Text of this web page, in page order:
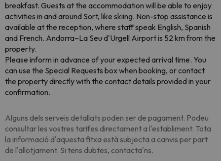
breakfast. Guests at the accommodation will be able to enjoy
activities in and around Sort, like skiing. Non-stop assistance is
available at the reception, where staff speak English, Spanish
and French. Andorra–La Seu d'Urgell Airport is 52 km from the
property.
Please inform in advance of your expected arrival time. You
can use the Special Requests box when booking, or contact
the property directly with the contact details provided in your
confirmation.
Alguns dels serveis detallats poden ser de pagament. Podeu
consultar les vostres tarifes directament a l'establiment. Tota
la informació d'aquesta fitxa està subjecta a canvis per part
de l'allotjament. Si tens dubtes, contacta'ns.